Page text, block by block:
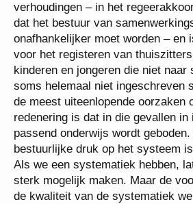
verhoudingen – in het
dat het bestuur van
onafhankelijker moet worden – en
voor het registeren van
kinderen en jongeren die niet naar
soms helemaal niet ingeschreven
de meest uiteenlopende oorzaken
redenering is dat in die gevallen in
passend onderwijs wordt
bestuurlijke druk op het systeem
Als we een systematiek hebben,
sterk mogelijk maken. Maar de
de kwaliteit van de systematiek